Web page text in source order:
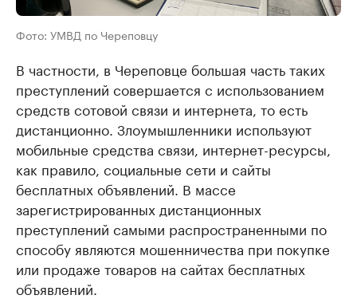
Фото: УМВД по Череповцу
В частности, в Череповце большая часть таких
преступлений совершается с использованием
средств сотовой связи и интернета, то есть
дистанционно. Злоумышленники используют
мобильные средства связи, интернет-ресурсы,
как правило, социальные сети и сайты
бесплатных объявлений. В массе
зарегистрированных дистанционных
преступлений самыми распространенными по
способу являются мошенничества при покупке
или продаже товаров на сайтах бесплатных
объявлений.